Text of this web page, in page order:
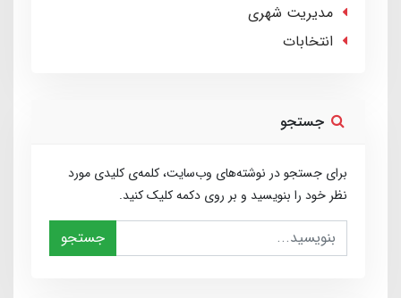
مدیریت شهری
انتخابات
جستجو
برای جستجو در نوشته‌های وب‌سایت، کلمه‌ی کلیدی مورد
نظر خود را بنویسید و بر روی دکمه کلیک کنید.
جستجو